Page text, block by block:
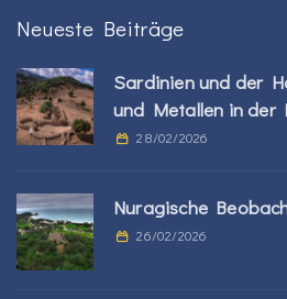
Neueste Beiträge
Sardinien und der
und Metallen in der
28/02/2026
Nuragische
26/02/2026